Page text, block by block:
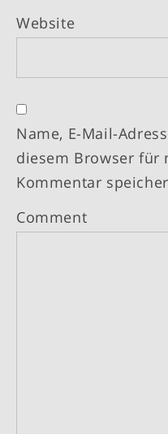
Website
Name, E-Mail-
diesem Browser für
Kommentar
Comment